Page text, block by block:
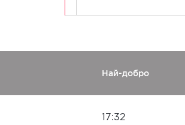
Най-добро
17:32